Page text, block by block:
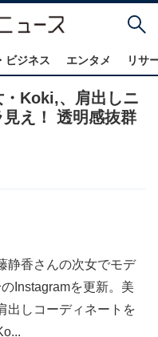
ビジネス エンタメ リサ
Koki,、肩出しニ
え！ 透明感抜群
静香さんの次女でモデ
Instagramを更新。美
出しコーディネートを